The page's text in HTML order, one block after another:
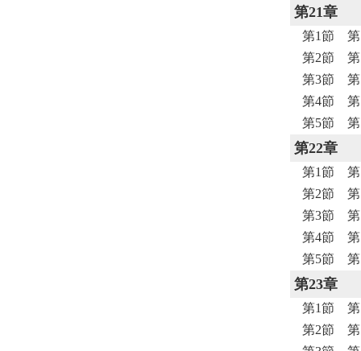
第21章
第1節 第
第2節 第
第3節 第
第4節 第
第5節 第
第22章
第1節 第
第2節 第
第3節 第
第4節 第
第5節 第
第23章
第1節 第
第2節 第